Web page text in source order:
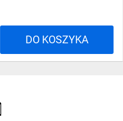
DO KOSZYKA